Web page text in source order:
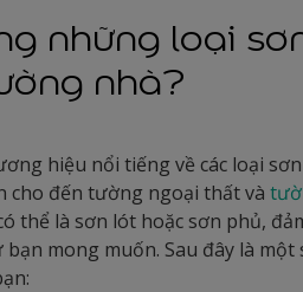
những loại
nhà?
hiệu nổi tiếng về các loại
cho đến tường ngoại thất và
thể là sơn lót hoặc sơn phủ,
mong muốn. Sau đây là